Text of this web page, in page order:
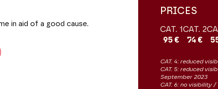
in aid of a good cause.
PRICES
CAT. 1
95 €
CAT. 2
74 €
CAT. 4: reduced
CAT. 5: reduced
September 2023
CAT. 6: no visibility